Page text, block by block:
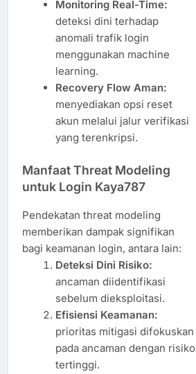
Monitoring Real-Time:
deteksi dini terhadap
anomali trafik login
menggunakan machine
learning.
Recovery Flow Aman:
menyediakan opsi reset
akun melalui jalur verifikasi
yang terenkripsi.
Manfaat Threat Modeling
untuk Login Kaya787
Pendekatan threat modeling
memberikan dampak signifikan
bagi keamanan login, antara lain:
Deteksi Dini Risiko:
ancaman diidentifikasi
sebelum dieksploitasi.
Efisiensi Keamanan:
prioritas mitigasi difokuskan
pada ancaman dengan risiko
tertinggi.